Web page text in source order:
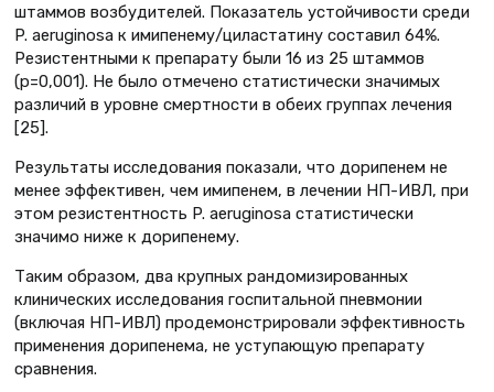
штаммов возбудителей. Показатель устойчивости среди
P. aeruginosa к имипенему/циластатину составил 64%.
Резистентными к препарату были 16 из 25 штаммов
(p=0,001). Не было отмечено статистически значимых
различий в уровне смертности в обеих группах лечения
[25].
Результаты исследования показали, что дорипенем не
менее эффективен, чем имипенем, в лечении НП-ИВЛ, при
этом резистентность P. аeruginosa статистически
значимо ниже к дорипенему.
Таким образом, два крупных рандомизированных
клинических исследования госпитальной пневмонии
(включая НП-ИВЛ) продемонстрировали эффективность
применения дорипенема, не уступающую препарату
сравнения.